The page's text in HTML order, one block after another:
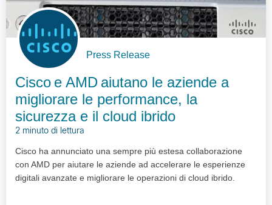
Press Release
Cisco e AMD aiutano le aziende a
migliorare le performance, la
sicurezza e il cloud ibrido
2 minuto di lettura
Cisco ha annunciato una sempre più estesa collaborazione
con AMD per aiutare le aziende ad accelerare le esperienze
digitali avanzate e migliorare le operazioni di cloud ibrido.